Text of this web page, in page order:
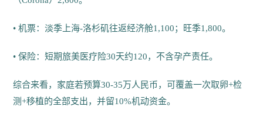
• 机票：淡季上海-洛杉矶往返经济舱1,100；旺季1,800。
• 保险：短期旅美医疗险30天约120，不含孕产责任。
综合来看，家庭若预算30-35万人民币，可覆盖一次取卵+检
测+移植的全部支出，并留10%机动资金。